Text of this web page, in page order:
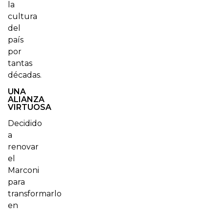
la
cultura
del
país
por
tantas
décadas.
UNA
ALIANZA
VIRTUOSA
Decidido
a
renovar
el
Marconi
para
transformarlo
en